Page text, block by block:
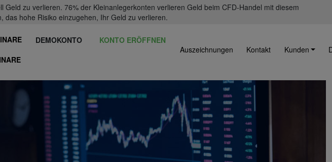
zu verlieren. 76% der Kleinanlegerkonten verlieren Geld beim CFD-Handel mit diesem
das hohe Risiko einzugehen, Ihr Geld zu verlieren.
DEMOKONTO
KONTO ERÖFFNEN
Auszeichnungen
Kontakt Kunden